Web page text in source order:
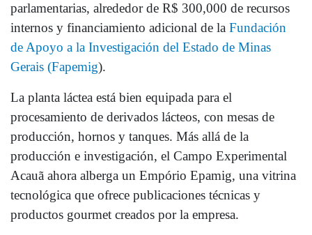
parlamentarias, alrededor de R$ 300,000 de recursos
internos y financiamiento adicional de la Fundación
de Apoyo a la Investigación del Estado de Minas
Gerais (Fapemig).
La planta láctea está bien equipada para el
procesamiento de derivados lácteos, con mesas de
producción, hornos y tanques. Más allá de la
producción e investigación, el Campo Experimental
Acauã ahora alberga un Empório Epamig, una vitrina
tecnológica que ofrece publicaciones técnicas y
productos gourmet creados por la empresa.